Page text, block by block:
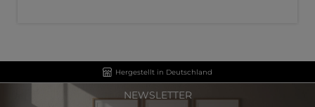
Hergestellt in Deutschland
NEWSLETTER